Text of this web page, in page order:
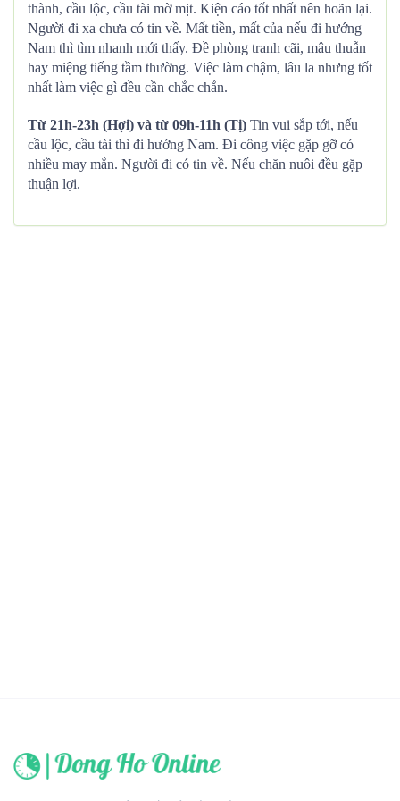
thành, cầu lộc, cầu tài mờ mịt. Kiện cáo tốt nhất nên hoãn lại.
Người đi xa chưa có tin về. Mất tiền, mất của nếu đi hướng
Nam thì tìm nhanh mới thấy. Đề phòng tranh cãi, mâu thuẫn
hay miệng tiếng tầm thường. Việc làm chậm, lâu la nhưng tốt
nhất làm việc gì đều cần chắc chắn.
Từ 21h-23h (Hợi) và từ 09h-11h (Tị) Tin vui sắp tới, nếu
cầu lộc, cầu tài thì đi hướng Nam. Đi công việc gặp gỡ có
nhiều may mắn. Người đi có tin về. Nếu chăn nuôi đều gặp
thuận lợi.